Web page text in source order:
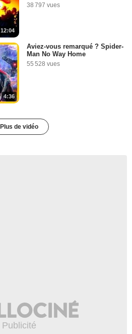
12:04
38 797 vues
4:36
Aviez-vous remarqué ? Spider-
Man No Way Home
55 528 vues
Plus de vidéo